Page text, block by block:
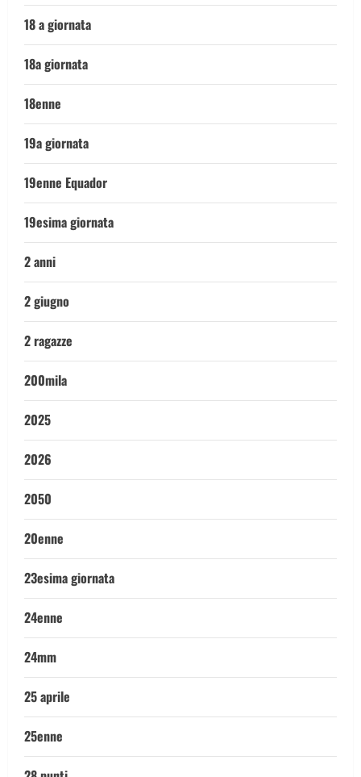
18 a giornata
18a giornata
18enne
19a giornata
19enne Equador
19esima giornata
2 anni
2 giugno
2 ragazze
200mila
2025
2026
2050
20enne
23esima giornata
24enne
24mm
25 aprile
25enne